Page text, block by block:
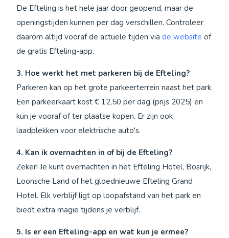
De Efteling is het hele jaar door geopend, maar de
openingstijden kunnen per dag verschillen. Controleer
daarom altijd vooraf de actuele tijden via de website of
de gratis Efteling-app.
3. Hoe werkt het met parkeren bij de Efteling?
Parkeren kan op het grote parkeerterrein naast het park.
Een parkeerkaart kost € 12,50 per dag (prijs 2025) en
kun je vooraf of ter plaatse kopen. Er zijn ook
laadplekken voor elektrische auto's.
4. Kan ik overnachten in of bij de Efteling?
Zeker! Je kunt overnachten in het Efteling Hotel, Bosrijk,
Loonsche Land of het gloednieuwe Efteling Grand
Hotel. Elk verblijf ligt op loopafstand van het park en
biedt extra magie tijdens je verblijf.
5. Is er een Efteling-app en wat kun je ermee?